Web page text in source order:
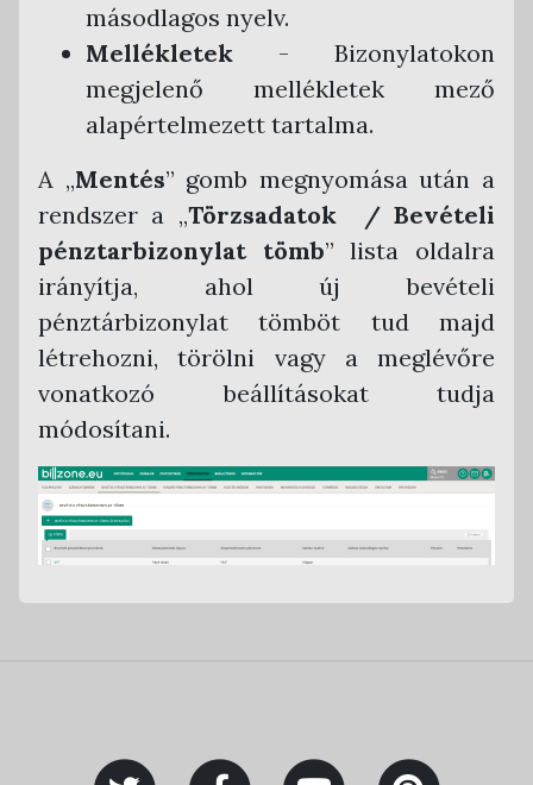
másodlagos nyelv.
Mellékletek - Bizonylatokon
megjelenő mellékletek mező
alapértelmezett tartalma.
A „Mentés” gomb megnyomása után a
rendszer a „Törzsadatok / Bevételi
pénztarbizonylat tömb” lista oldalra
irányítja, ahol új bevételi
pénztárbizonylat tömböt tud majd
létrehozni, törölni vagy a meglévőre
vonatkozó beállításokat tudja
módosítani.